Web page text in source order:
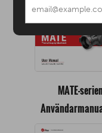
MATE-